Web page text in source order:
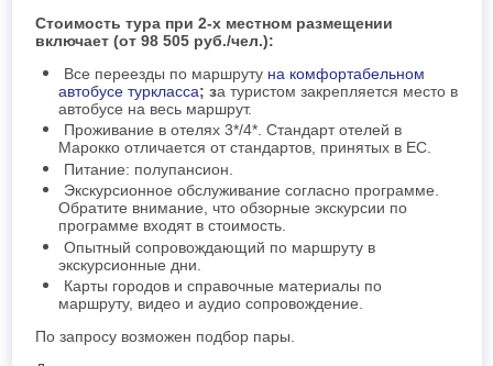
Стоимость тура при 2-х местном размещении
включает (от 98 505 руб./чел.):
Все переезды по маршруту на комфортабельном
автобусе туркласса; за туристом закрепляется место в
автобусе на весь маршрут.
Проживание в отелях 3*/4*. Стандарт отелей в
Марокко отличается от стандартов, принятых в ЕС.
Питание: полупансион.
Экскурсионное обслуживание согласно программе.
Обратите внимание, что обзорные экскурсии по
программе входят в стоимость.
Опытный сопровождающий по маршруту в
экскурсионные дни.
Карты городов и справочные материалы по
маршруту, видео и аудио сопровождение.
По запросу возможен подбор пары.